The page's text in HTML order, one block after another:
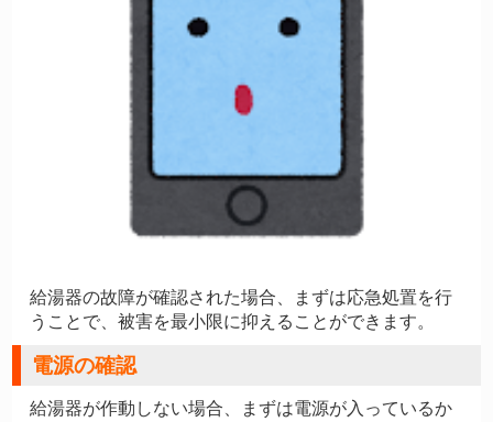
給湯器の故障が確認された場合、まずは応急処置を行
うことで、被害を最小限に抑えることができます。
電源の確認
給湯器が作動しない場合、まずは電源が入っているか